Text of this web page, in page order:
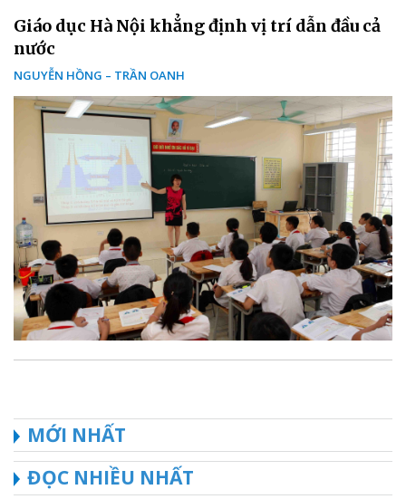
Giáo dục Hà Nội khẳng định vị trí dẫn đầu cả
nước
NGUYỄN HỒNG – TRẦN OANH
MỚI NHẤT
ĐỌC NHIỀU NHẤT